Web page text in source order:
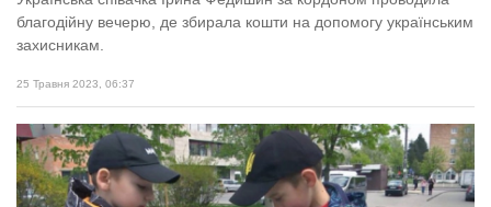
благодійну вечерю, де збирала кошти на допомогу українським
захисникам.
25 Травня 2023, 06:37